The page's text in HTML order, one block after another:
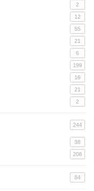
2
12
55
21
6
199
16
21
2
244
38
208
84